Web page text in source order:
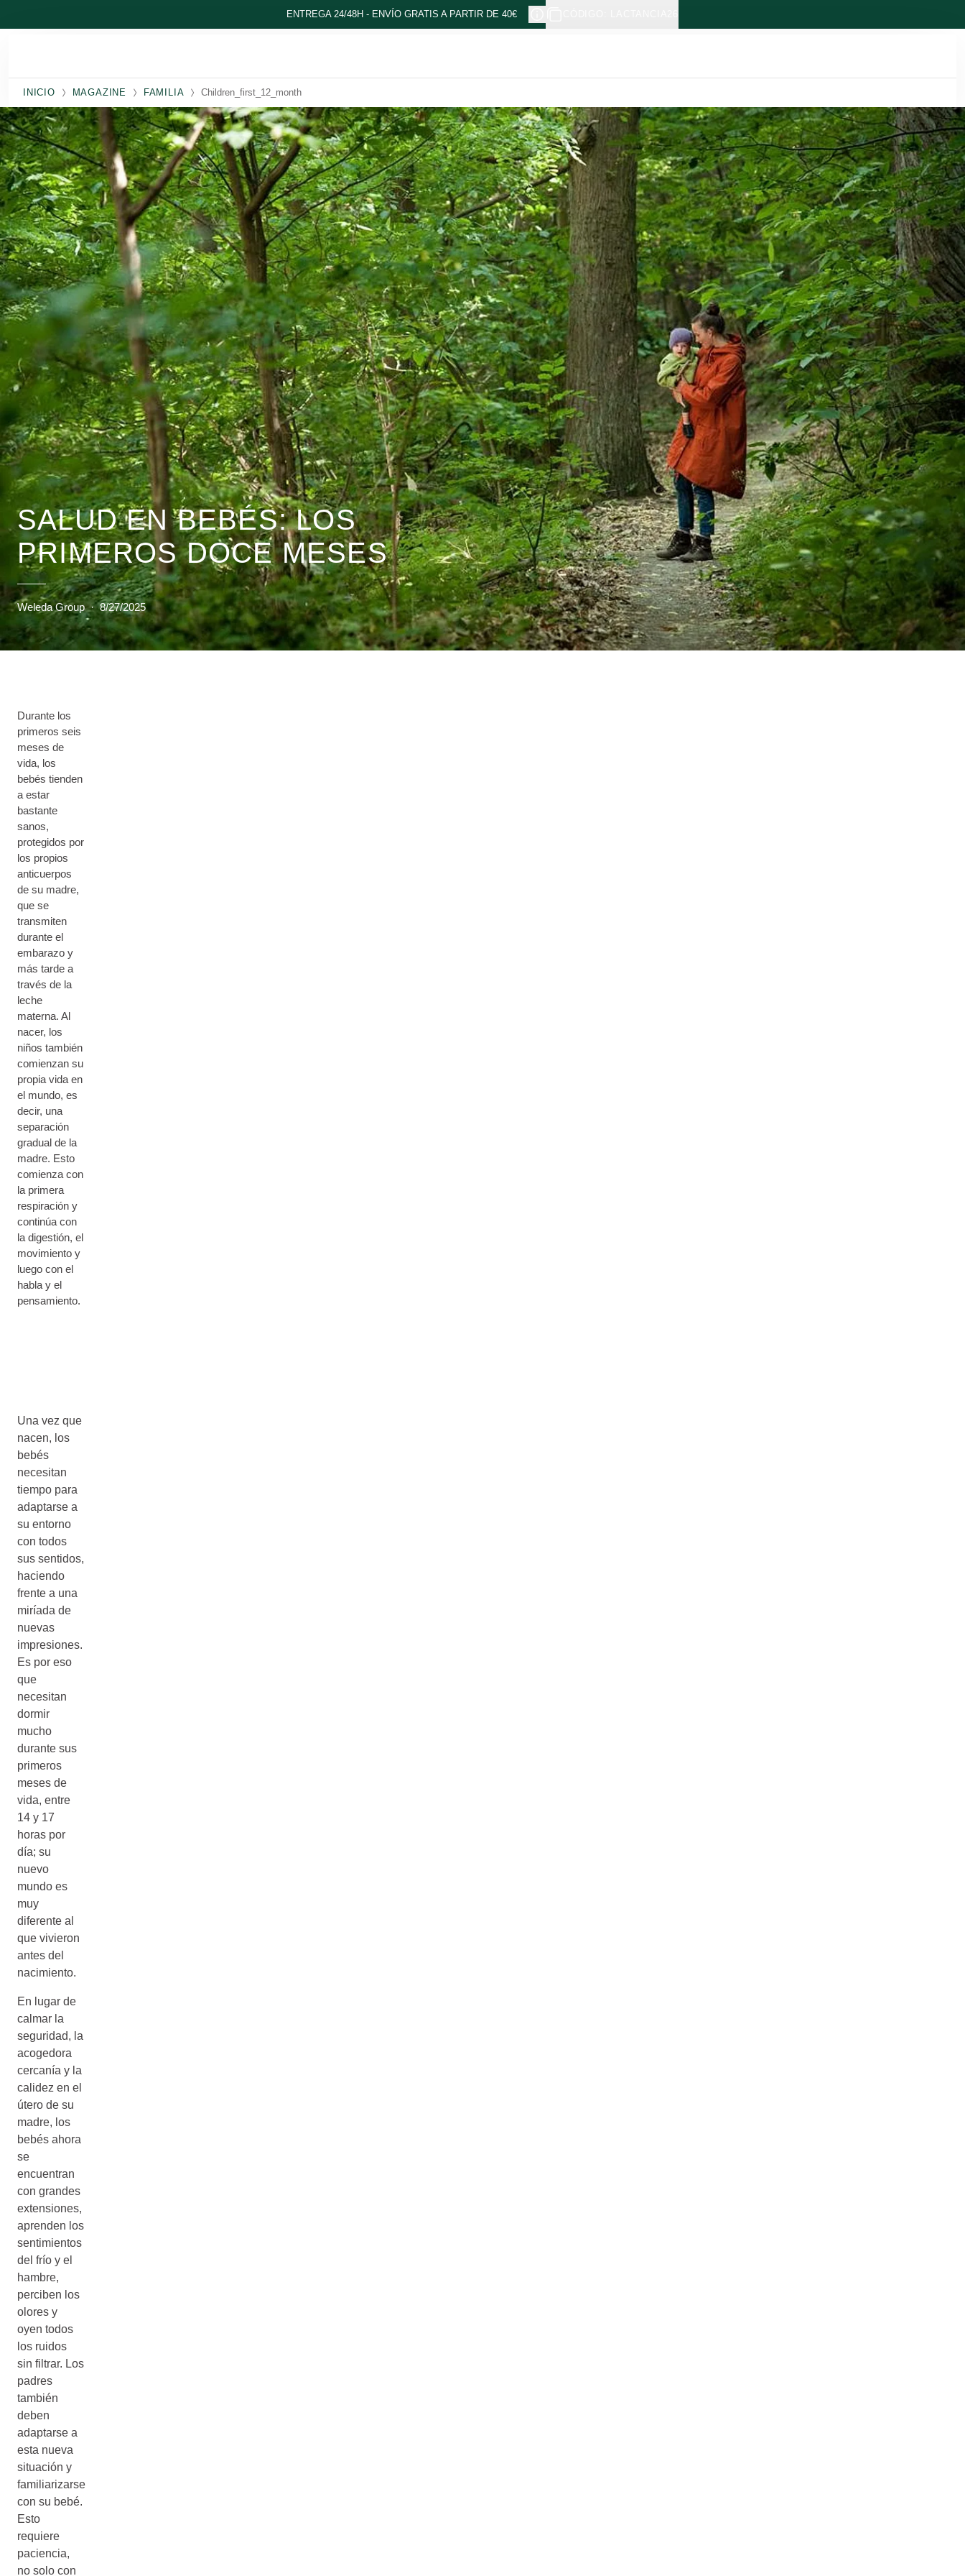
ENTREGA 24/48H - ENVÍO GRATIS A PARTIR DE 40€
INICIO MAGAZINE FAMILIA Children_first_12_month
SALUD EN BEBÉS: LOS
PRIMEROS DOCE MESES
Weleda Group · 8/27/2025
Durante los
primeros seis
meses de
vida, los
bebés tienden
a estar
bastante
sanos,
protegidos por
los propios
anticuerpos
de su madre,
que se
transmiten
durante el
embarazo y
más tarde a
través de la
leche
materna. Al
nacer, los
niños también
comienzan su
propia vida en
el mundo, es
decir, una
separación
gradual de la
madre. Esto
comienza con
la primera
respiración y
continúa con
la digestión, el
movimiento y
luego con el
habla y el
pensamiento.
Una vez que
nacen, los
bebés
necesitan
tiempo para
adaptarse a
su entorno
con todos
sus sentidos,
haciendo
frente a una
miríada de
nuevas
impresiones.
Es por eso
que
necesitan
dormir
mucho
durante sus
primeros
meses de
vida, entre
14 y 17
horas por
día; su
nuevo
mundo es
muy
diferente al
que vivieron
antes del
nacimiento.
En lugar de
calmar la
seguridad, la
acogedora
cercanía y la
calidez en el
útero de su
madre, los
bebés ahora
se
encuentran
con grandes
extensiones,
aprenden los
sentimientos
del frío y el
hambre,
perciben los
olores y
oyen todos
los ruidos
sin filtrar. Los
padres
también
deben
adaptarse a
esta nueva
situación y
familiarizarse
con su bebé.
Esto
requiere
paciencia,
no solo con